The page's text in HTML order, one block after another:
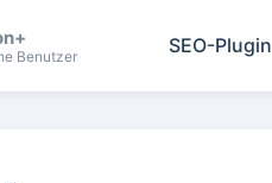
Benutzer SEO-Plugin